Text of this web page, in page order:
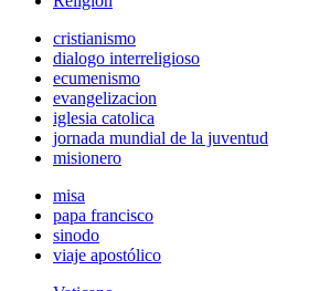
cristianismo
dialogo interreligioso
ecumenismo
evangelizacion
iglesia catolica
jornada mundial de la juventud
misionero
misa
papa francisco
sinodo
viaje apostólico